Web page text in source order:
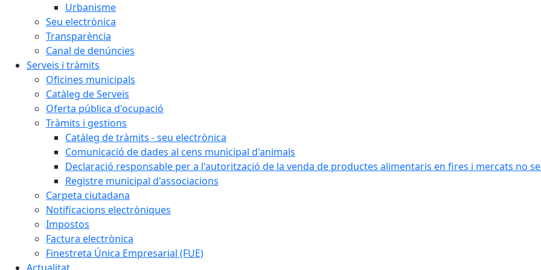
Urbanisme
Seu electrònica
Transparència
Canal de denúncies
Serveis i tràmits
Oficines municipals
Catàleg de Serveis
Oferta pública d'ocupació
Tràmits i gestions
Catàleg de tràmits - seu electrònica
Comunicació de dades al cens municipal d'animals
Declaració responsable per a l'autorització de la venda de productes alimentaris en fires i mercats no
Registre municipal d'associacions
Carpeta ciutadana
Notificacions electròniques
Impostos
Factura electrònica
Finestreta Única Empresarial (FUE)